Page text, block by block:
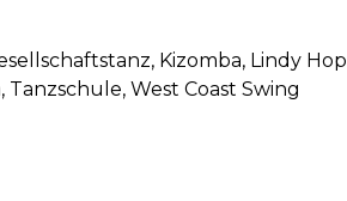
, Kizomba, Lindy Hop
, Tanzschule, West Coast Swing